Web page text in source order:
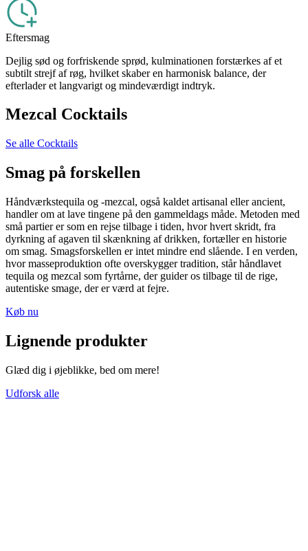
Eftersmag
Dejlig sød og forfriskende sprød, kulminationen forstærkes af et
subtilt strejf af røg, hvilket skaber en harmonisk balance, der
efterlader et langvarigt og mindeværdigt indtryk.
Mezcal Cocktails
Se alle Cocktails
Smag på forskellen
Håndværkstequila og -mezcal, også kaldet artisanal eller ancient,
handler om at lave tingene på den gammeldags måde. Metoden med
små partier er som en rejse tilbage i tiden, hvor hvert skridt, fra
dyrkning af agaven til skænkning af drikken, fortæller en historie
om smag. Smagsforskellen er intet mindre end slående. I en verden,
hvor masseproduktion ofte overskygger tradition, står håndlavet
tequila og mezcal som fyrtårne, der guider os tilbage til de rige,
autentiske smage, der er værd at fejre.
Køb nu
Lignende produkter
Glæd dig i øjeblikke, bed om mere!
Udforsk alle